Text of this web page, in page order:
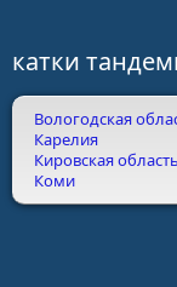
катки
Вологодская
Карелия
Кировская область
Коми